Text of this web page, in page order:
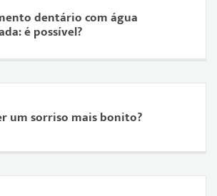
dentário com água
é possível?
um sorriso mais bonito?